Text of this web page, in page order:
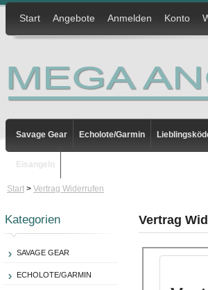
Start Angebote Anmelden Konto
Savage Gear Echolote/Garmin
Eisangeln
Start > Vertrag Widerrufen
Kategorien
SAVAGE GEAR
ECHOLOTE/GARMIN
Vertrag